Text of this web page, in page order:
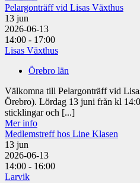
Pelargonträff vid Lisas Växthus
13 jun
2026-06-13
14:00 - 17:00
Lisas Växthus
Örebro län
Välkomna till Pelargonträff vid
Örebro). Lördag 13 juni från kl
sticklingar och [...]
Mer info
Medlemstreff hos Line Klasen
13 jun
2026-06-13
14:00 - 16:00
Larvik